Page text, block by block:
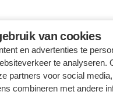
van cookies
en advertenties te
te analyseren.
partners voor social
combineren met andere